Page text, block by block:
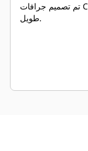
تم تصميم جرافات Cat® لضمان أعلى إنتاجية، وموثوقية، وعمر
طويل.